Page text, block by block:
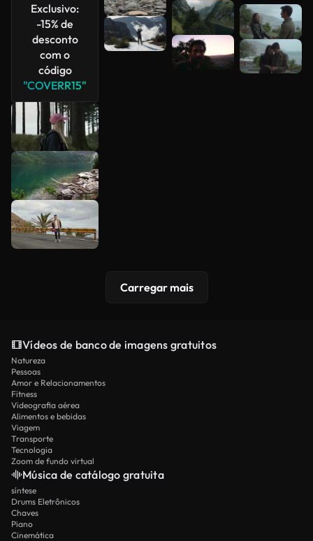
Exclusivo:
-15% de
desconto
com o
código
"COVERR15"
Carregar mais
Vídeos de banco de imagens gratuitos
Natureza
Pessoas
Amor e Relacionamentos
Fitness
Videografia aérea
Alimentos e bebidas
Viagem
Transporte
Tecnologia
Zoom de fundo virtual
Música de catálogo gratuita
síntese
Drums Eletrônicos
Chaves
Piano
Cinemática